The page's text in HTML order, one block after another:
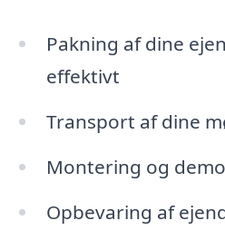
Pakning af dine
effektivt
Transport af dine
Montering og
Opbevaring af